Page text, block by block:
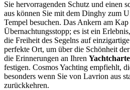
Sie hervorragenden Schutz und einen
aus können Sie mit dem Dinghy zum
Tempel besuchen. Das Ankern am
Übernachtungsstopp; es ist ein
die Freiheit des Segelns auf
perfekte Ort, um über die Schönheit
die Erinnerungen an Ihren
festigen. Cosmos Yachting empfiehlt,
besonders wenn Sie von Lavrion aus
zurückkehren.